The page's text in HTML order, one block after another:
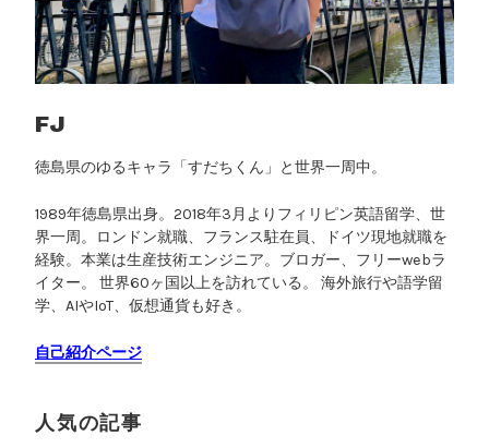
使
っ
て
た
と
”
FJ
徳島県のゆるキャラ「すだちくん」と世界一周中。
1989年徳島県出身。2018年3月よりフィリピン英語留学、世
界一周。ロンドン就職、フランス駐在員、ドイツ現地就職を
経験。本業は生産技術エンジニア。ブロガー、フリーwebラ
イター。 世界60ヶ国以上を訪れている。 海外旅行や語学留
学、AIやIoT、仮想通貨も好き。
自己紹介ページ
人気の記事